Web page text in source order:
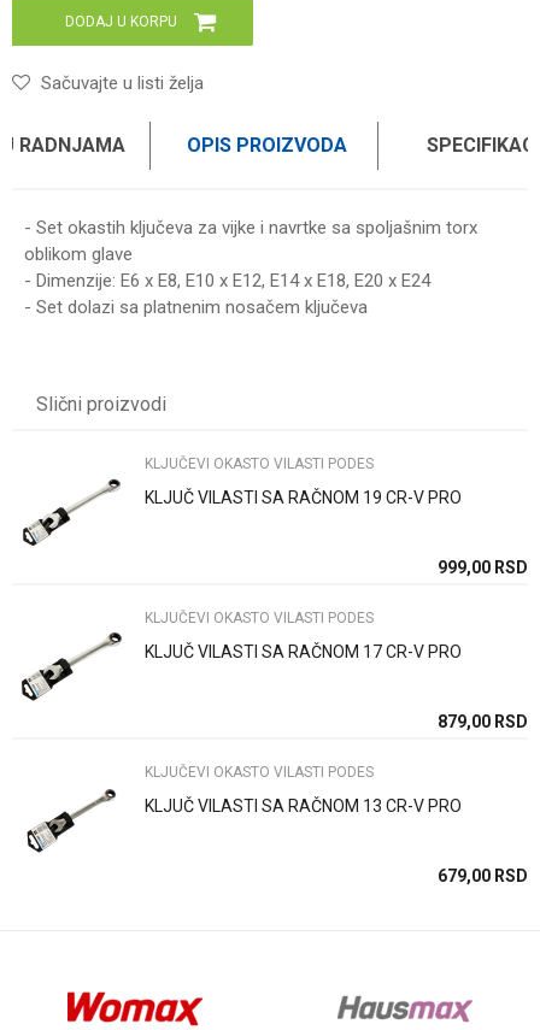
DODAJ U KORPU
Sačuvajte u listi želja
RADNJAMA OPIS PROIZVODA
- Set okastih ključeva za vijke i navrtke sa spoljašnim torx
oblikom glave
- Dimenzije: E6 x E8, E10 x E12, E14 x E18, E20 x E24
- Set dolazi sa platnenim nosačem ključeva
Poruka
Anti-spam zaštita - izračunajte koliko je 9 - 4 :
POŠALJI
Slični proizvodi
KLJUČEVI OKASTO VILASTI PODES
KLJUČ VILASTI SA RAČNOM 19 CR-V PRO
999,00 RSD
KLJUČEVI OKASTO VILASTI PODES
KLJUČ VILASTI SA RAČNOM 17 CR-V PRO
879,00 RSD
KLJUČEVI OKASTO VILASTI PODES
KLJUČ VILASTI SA RAČNOM 13 CR-V PRO
679,00 RSD